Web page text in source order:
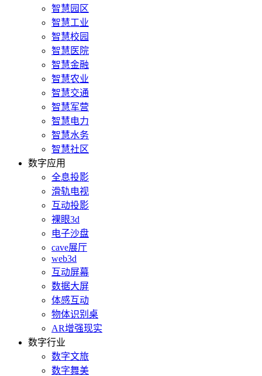
智慧园区
智慧工业
智慧校园
智慧医院
智慧金融
智慧农业
智慧交通
智慧军营
智慧电力
智慧水务
智慧社区
数字应用
全息投影
滑轨电视
互动投影
裸眼3d
电子沙盘
cave展厅
web3d
互动屏幕
数据大屏
体感互动
物体识别桌
AR增强现实
数字行业
数字文旅
数字舞美